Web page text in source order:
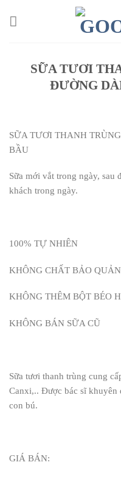
SỮA TƯƠI
ĐƯỜNG
SỮA TƯƠI THANH
BẦU
Sữa mới vắt trong ngày, sau
khách trong ngày.
100% TỰ NHIÊN
KHÔNG CHẤT BẢO QUẢN
KHÔNG THÊM BỘT BÉO
KHÔNG BÁN SỮA CŨ
Sữa tươi thanh trùng cung
Canxi,.. Được bác sĩ khuyên
con bú.
GIÁ BÁN: